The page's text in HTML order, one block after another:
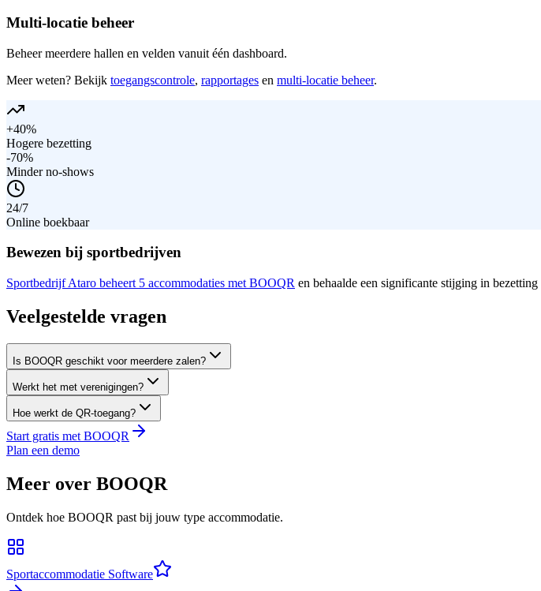
Multi-locatie beheer
Beheer meerdere hallen en velden vanuit één dashboard.
Meer weten? Bekijk toegangscontrole, rapportages en multi-locatie beheer.
+40%
Hogere bezetting
-70%
Minder no-shows
24/7
Online boekbaar
Bewezen bij sportbedrijven
Sportbedrijf Ataro beheert 5 accommodaties met BOOQR en behaalde een significante stijging in
Veelgestelde vragen
Is BOOQR geschikt voor meerdere zalen?
Werkt het met verenigingen?
Hoe werkt de QR-toegang?
Start gratis met BOOQR
Plan een demo
Meer over BOOQR
Ontdek hoe BOOQR past bij jouw type accommodatie.
Sportaccommodatie Software